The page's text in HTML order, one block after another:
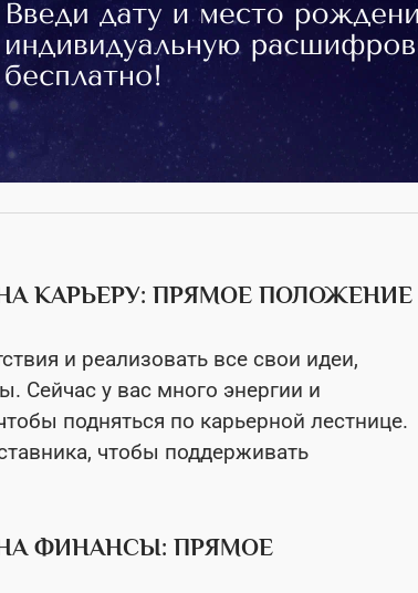
КАРЬЕРУ: ПРЯМОЕ ПОЛОЖЕНИЕ
и реализовать все свои идеи,
Сейчас у вас много энергии и
подняться по карьерной лестнице.
чтобы поддерживать
ФИНАНСЫ: ПРЯМОЕ